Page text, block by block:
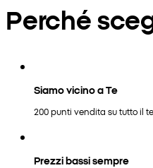
Perché
Siamo vicino a Te
200 punti vendita su tutto il
Prezzi bassi sempre